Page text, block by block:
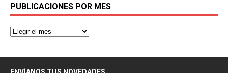
PUBLICACIONES POR MES